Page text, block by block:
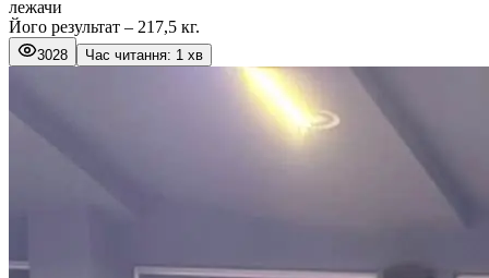
лежачи
Його результат – 217,5 кг.
3028 Час читання: 1 хв